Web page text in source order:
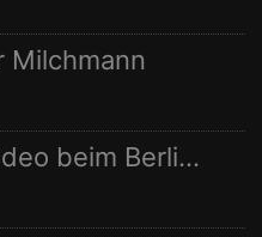
Milchmann
Best Music Video beim Berlin Independent Film Festival